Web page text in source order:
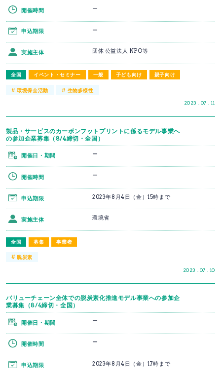
全国 イベント・セミナー 一般 子ども向け 親子向け
2023 . 07 . 11
開催時間 ー
申込期限 ー
実施主体 団体 公益法人 NPO等
#環境保全活動 # 生物多様性
製品・サービスのカーボンフットプリントに係るモデル事業へ
の参加企業募集（8/4締切・全国）
全国 募集 事業者
2023 . 07 . 10
開催日・期間 ー
開催時間 ー
申込期限 2023年8月4日（金）15時まで
実施主体 環境省
#脱炭素
バリューチェーン全体での脱炭素化推進モデル事業への参加企
業募集（8/4締切・全国）
開催日・期間 ー
開催時間 ー
申込期限 2023年8月4日（金）17時まで